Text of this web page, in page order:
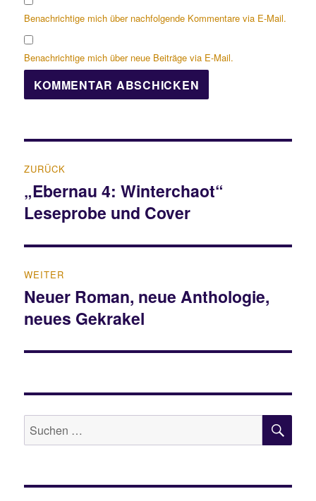
Benachrichtige mich über nachfolgende Kommentare via E-Mail.
Benachrichtige mich über neue Beiträge via E-Mail.
ZURÜCK
Vorheriger
Beitrag:
„Ebernau 4: Winterchaot“
Leseprobe und Cover
WEITER
Nächster
Beitrag:
Neuer Roman, neue Anthologie,
neues Gekrakel
Suche
nach: